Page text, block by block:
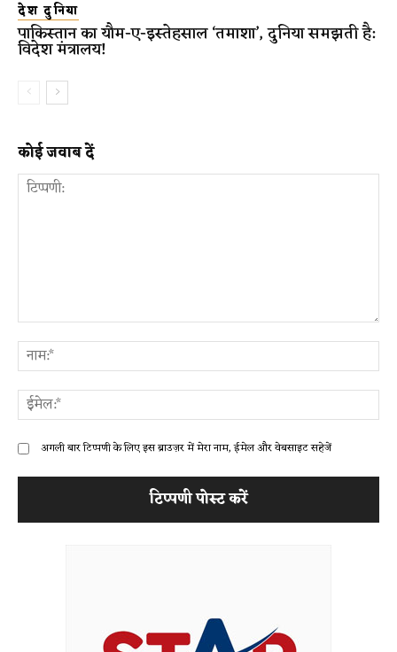
देश दुनिया
पाकिस्तान का यौम-ए-इस्तेहसाल ‘तमाशा’, दुनिया समझती है:
विदेश मंत्रालय!
कोई जवाब दें
अगली बार टिप्पणी के लिए इस ब्राउज़र में मेरा नाम, ईमेल और वेबसाइट सहेजें